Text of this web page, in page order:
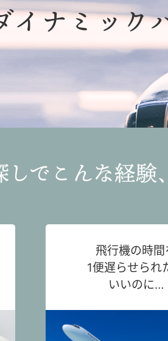
イナミック
しでこんな経験
飛行機の時間
1便遅らせられ
いいのに…